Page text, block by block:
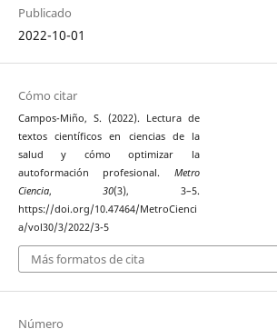
Publicado
2022-10-01
Cómo citar
Campos-Miño, S. (2022). Lectura de
textos científicos en ciencias de la
salud y cómo optimizar la
autoformación profesional. Metro
Ciencia,30(3), 3–5.
https://doi.org/10.47464/MetroCienci
a/vol30/3/2022/3-5
Más formatos de cita
Número